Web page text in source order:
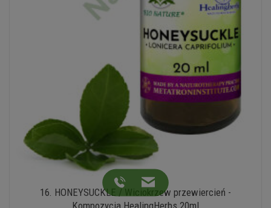
16. HONEYSUCKLE / Wiciokrzew przewiercień -
Kompozycja HealingHerbs 20ml